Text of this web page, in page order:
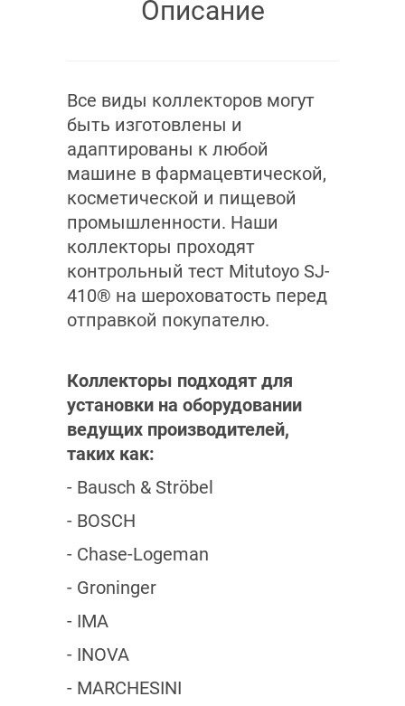
Описание
Все виды коллекторов могут
быть изготовлены и
адаптированы к любой
машине в фармацевтической,
косметической и пищевой
промышленности. Наши
коллекторы проходят
контрольный тест Mitutoyo SJ-
410® на шероховатость перед
отправкой покупателю.
Коллекторы подходят для
установки на оборудовании
ведущих производителей,
таких как:
- Bausch & Ströbel
- BOSCH
- Chase-Logeman
- Groninger
- IMA
- INOVA
- MARCHESINI